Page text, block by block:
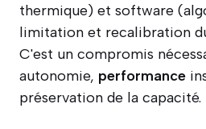
thermique) et software
limitation et recalibration
C'est un compromis
autonomie, performance
préservation de la capacité.